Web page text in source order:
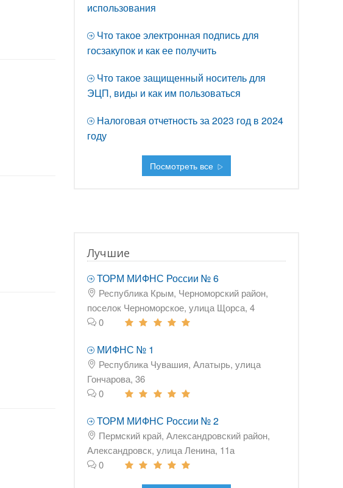
использования
Что такое электронная подпись для
госзакупок и как ее получить
Что такое защищенный носитель для
ЭЦП, виды и как им пользоваться
Налоговая отчетность за 2023 год в 2024
году
Посмотреть все
Лучшие
ТОРМ МИФНС России № 6
Республика Крым, Черноморский район,
поселок Черноморское, улица Щорса, 4
0
МИФНС № 1
Республика Чувашия, Алатырь, улица
Гончарова, 36
0
ТОРМ МИФНС России № 2
Пермский край, Александровский район,
Александровск, улица Ленина, 11а
0